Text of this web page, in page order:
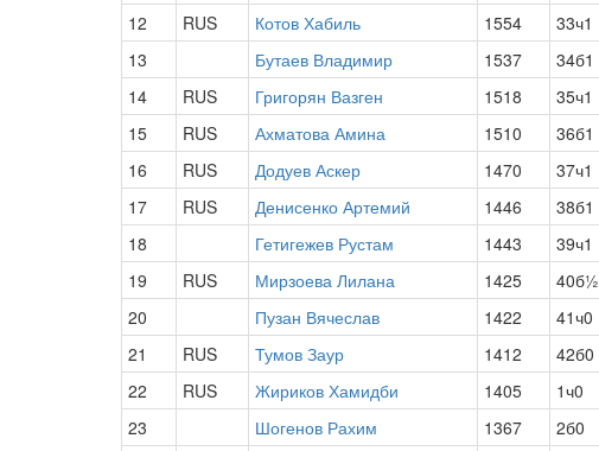
12
RUS Котов Хабиль 1554 33ч1
13
Бутаев Владимир 1537 34б1
14
RUS Григорян Вазген 1518 35ч1
15
RUS Ахматова Амина 1510 36б1
16
RUS Додуев Аскер 1470 37ч1
17
RUS Денисенко Артемий 1446 38б1
18
Гетигежев Рустам 1443 39ч1
19
RUS Мирзоева Лилана 1425 40б½
20
Пузан Вячеслав 1422 41ч0
21
RUS Тумов Заур 1412 42б0
22
RUS Жириков Хамидби 1405 1ч0
23
Шогенов Рахим 1367 2б0